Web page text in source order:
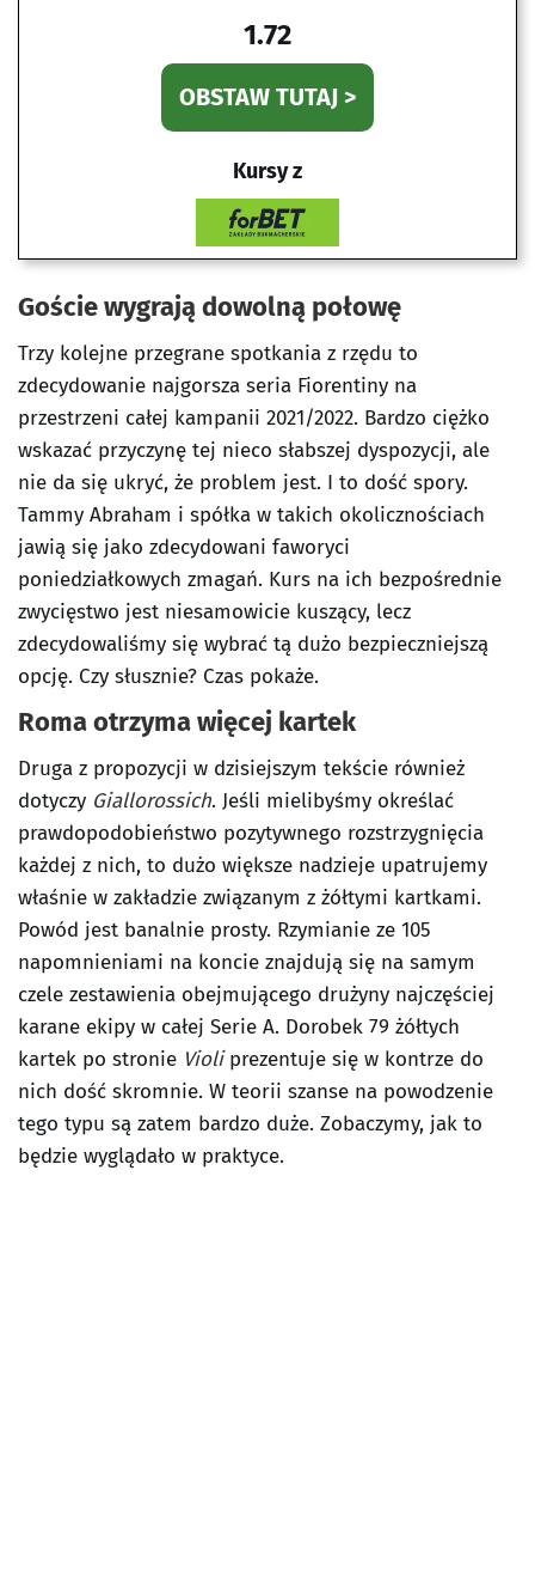
1.72
OBSTAW TUTAJ >
Kursy z
Goście wygrają dowolną połowę
Trzy kolejne przegrane spotkania z rzędu to
zdecydowanie najgorsza seria Fiorentiny na
przestrzeni całej kampanii 2021/2022. Bardzo ciężko
wskazać przyczynę tej nieco słabszej dyspozycji, ale
nie da się ukryć, że problem jest. I to dość spory.
Tammy Abraham i spółka w takich okolicznościach
jawią się jako zdecydowani faworyci
poniedziałkowych zmagań. Kurs na ich bezpośrednie
zwycięstwo jest niesamowicie kuszący, lecz
zdecydowaliśmy się wybrać tą dużo bezpieczniejszą
opcję. Czy słusznie? Czas pokaże.
Roma otrzyma więcej kartek
Druga z propozycji w dzisiejszym tekście również
dotyczy Giallorossich. Jeśli mielibyśmy określać
prawdopodobieństwo pozytywnego rozstrzygnięcia
każdej z nich, to dużo większe nadzieje upatrujemy
właśnie w zakładzie związanym z żółtymi kartkami.
Powód jest banalnie prosty. Rzymianie ze 105
napomnieniami na koncie znajdują się na samym
czele zestawienia obejmującego drużyny najczęściej
karane ekipy w całej Serie A. Dorobek 79 żółtych
kartek po stronie Violiprezentuje się w kontrze do
nich dość skromnie. W teorii szanse na powodzenie
tego typu są zatem bardzo duże. Zobaczymy, jak to
będzie wyglądało w praktyce.